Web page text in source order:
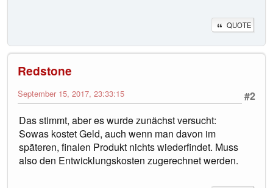
QUOTE
Redstone
#2
September 15, 2017, 23:33:15
Das stimmt, aber es wurde zunächst versucht:
Sowas kostet Geld, auch wenn man davon im
späteren, finalen Produkt nichts wiederfindet. Muss
also den Entwicklungskosten zugerechnet werden.